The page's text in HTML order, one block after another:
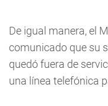
De igual manera, el
comunicado que su
quedó fuera de
una línea telefónica